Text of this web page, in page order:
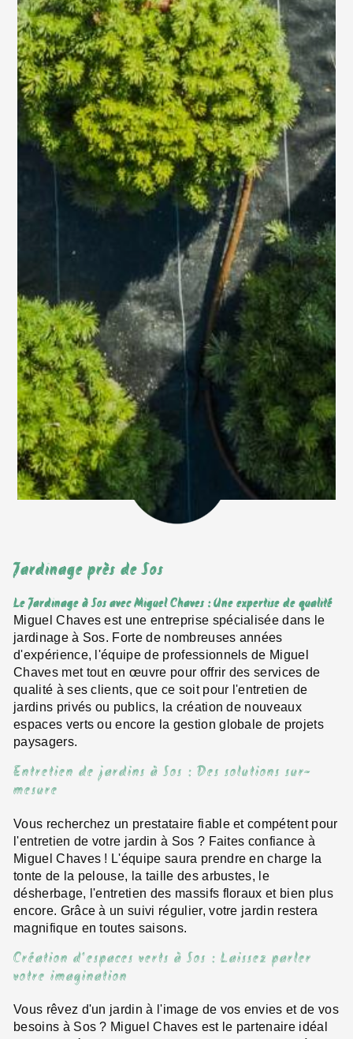
Jardinage près de Sos
Le Jardinage à Sos avec Miguel Chaves : Une expertise de qualité
Miguel Chaves est une entreprise spécialisée dans le
jardinage à Sos. Forte de nombreuses années
d'expérience, l'équipe de professionnels de Miguel
Chaves met tout en œuvre pour offrir des services de
qualité à ses clients, que ce soit pour l'entretien de
jardins privés ou publics, la création de nouveaux
espaces verts ou encore la gestion globale de projets
paysagers.
Entretien de jardins à Sos : Des solutions sur-
mesure
Vous recherchez un prestataire fiable et compétent pour
l'entretien de votre jardin à Sos ? Faites confiance à
Miguel Chaves ! L'équipe saura prendre en charge la
tonte de la pelouse, la taille des arbustes, le
désherbage, l'entretien des massifs floraux et bien plus
encore. Grâce à un suivi régulier, votre jardin restera
magnifique en toutes saisons.
Création d'espaces verts à Sos : Laissez parler
votre imagination
Vous rêvez d'un jardin à l'image de vos envies et de vos
besoins à Sos ? Miguel Chaves est le partenaire idéal